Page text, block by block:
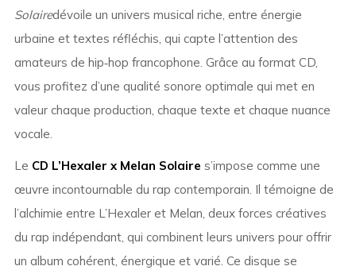
Solairedévoile un univers musical riche, entre énergie
urbaine et textes réfléchis, qui capte l’attention des
amateurs de hip‑hop francophone. Grâce au format CD,
vous profitez d’une qualité sonore optimale qui met en
valeur chaque production, chaque texte et chaque nuance
vocale.
Le CD L’Hexaler x Melan Solaire s’impose comme une
œuvre incontournable du rap contemporain. Il témoigne de
l’alchimie entre L’Hexaler et Melan, deux forces créatives
du rap indépendant, qui combinent leurs univers pour offrir
un album cohérent, énergique et varié. Ce disque se